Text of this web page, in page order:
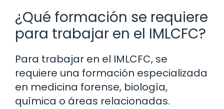
¿Qué formación se requiere
para trabajar en el IMLCFC?
Para trabajar en el IMLCFC, se
requiere una formación especializada
en medicina forense, biología,
química o áreas relacionadas.